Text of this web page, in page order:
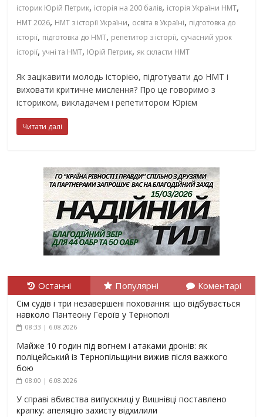
історик Юрій Петрик, історія на 200 балів, історія України НМТ,
НМТ 2026, НМТ з історії України, освіта в Україні, підготовка до
історії, підготовка до НМТ, репетитор з історії, сучасний урок
історії,учні та НМТ, Юрій Петрик, як скласти НМТ
Як зацікавити молодь історією, підготувати до НМТ і
виховати критичне мислення? Про це говоримо з
істориком, викладачем і репетитором Юрієм
Читати далі
Останні Популярні Коментарі
Сім судів і три незавершені поховання: що відбувається
навколо Пантеону Героїв у Тернополі
08:33 | 6.08.2026
Майже 10 годин під вогнем і атаками дронів: як
поліцейський із Тернопільщини вижив після важкого
бою
08:00 | 6.08.2026
У справі вбивства випускниці у Вишнівці поставлено
крапку: апеляцію захисту відхилили